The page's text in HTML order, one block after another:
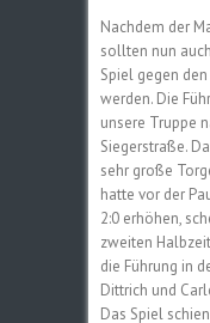
Nachdem der
sollten nun
Spiel gegen
werden. Die
unsere Truppe
Siegerstraße.
sehr große
hatte vor der
2:0 erhöhen,
zweiten
die Führung in
Dittrich und
Das Spiel